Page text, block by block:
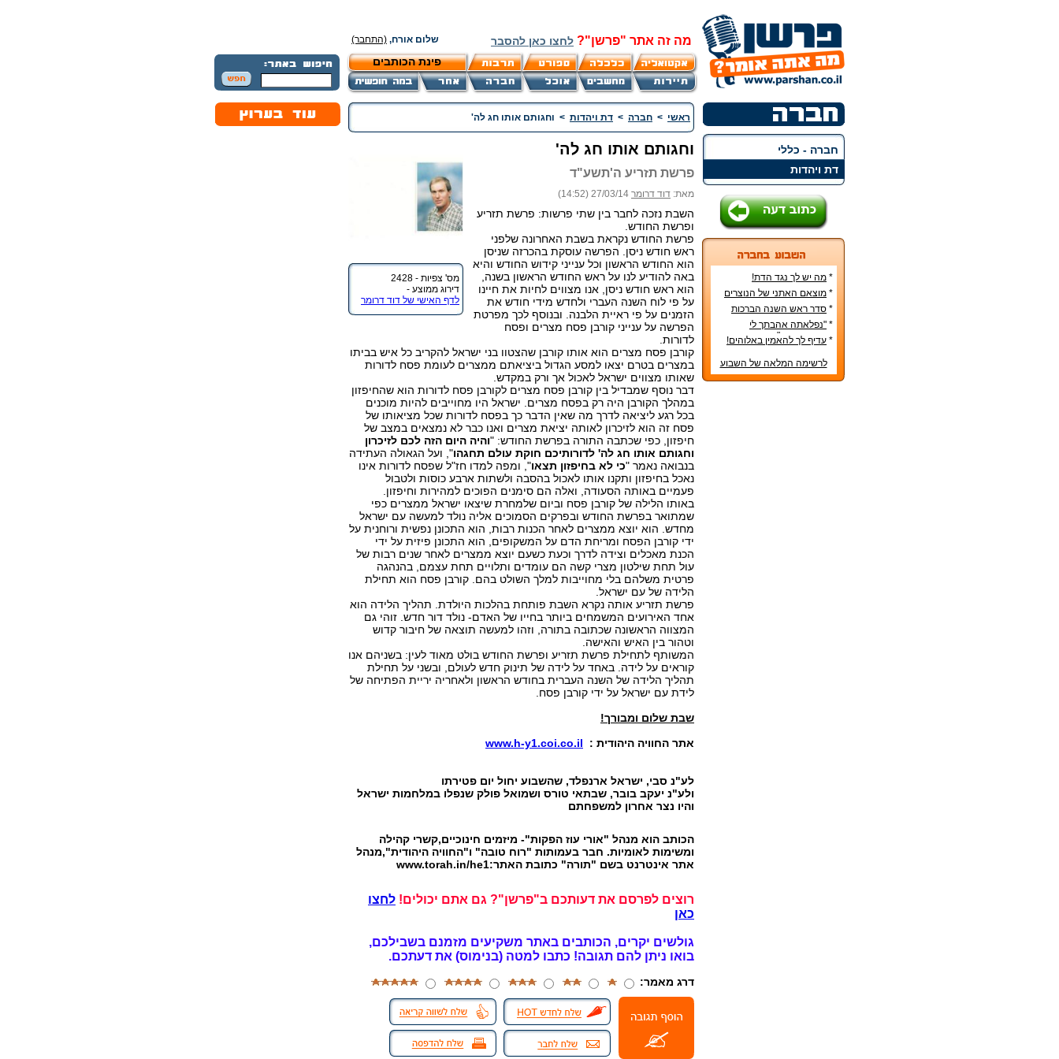
מה זה אתר "פרשן"? לחצו כאן להסבר שלום אורח, (התחבר)
פינת הכותבים
חברה - כללי
דת ויהדות
* מה יש לך נגד הדת!
* מוצאם האתני של הנוצרים
בארץ
* סדר ראש השנה הברכות
והסימנים
* "נפלאתה אהבתך לי
מאהבת נשים"
* עדיף לך להאמין באלוהים!
לרשימה המלאה של השבוע
ראשי > חברה > דת ויהדות > וחגותם אותו חג לה'
מס' צפיות - 2428
דירוג ממוצע -
לדף האישי של דוד דרומר
וחגותם אותו חג לה'
פרשת תזריע ה'תשע"ד
מאת: דוד דרומר 27/03/14 (14:52)
השבת נזכה לחבר בין שתי פרשות: פרשת תזריע
ופרשת החודש.
פרשת החודש נקראת בשבת האחרונה שלפני
ראש חודש ניסן. הפרשה עוסקת בהכרזה שניסן
הוא החודש הראשון וכל ענייני קידוש החודש והיא
באה להודיע לנו על ראש החודש הראשון בשנה,
הוא ראש חודש ניסן, אנו מצווים לחיות את חיינו
על פי לוח השנה העברי ולחדש מידי חודש את
הזמנים על פי ראיית הלבנה. ובנוסף לכך מפרטת
הפרשה על ענייני קורבן פסח מצרים ופסח
לדורות.
קורבן פסח מצרים הוא אותו קורבן שהצטוו בני ישראל להקריב כל איש בביתו
במצרים בטרם יצאו למסע הגדול ביציאתם ממצרים לעומת פסח לדורות
שאותו מצווים ישראל לאכול אך ורק במקדש.
דבר נוסף שמבדיל בין קורבן פסח מצרים לקורבן פסח לדורות הוא שהחיפזון
במהלך הקורבן היה רק בפסח מצרים. ישראל היו מחוייבים להיות מוכנים
בכל רגע ליציאה לדרך מה שאין הדבר כך בפסח לדורות שכל מציאותו של
פסח זה הוא לזיכרון לאותה יציאת מצרים ואנו כבר לא נמצאים במצב של
חיפזון, כפי שכתבה התורה בפרשת החודש: "והיה היום הזה לכם לזיכרון
וחגותם אותו חג לה' לדורותיכם חוקת עולם תחגהו", ועל הגאולה העתידה
בנבואה נאמר "כי לא בחיפזון תצאו", ומפה למדו חז"ל שפסח לדורות אינו
נאכל בחיפזון ותקנו אותו לאכול בהסבה ולשתות ארבע כוסות ולטבול
פעמיים באותה הסעודה, ואלה הם סימנים הפוכים למהירות וחיפזון.
באותו הלילה של קורבן פסח וביום שלמחרת שיצאו ישראל ממצרים כפי
שמתואר בפרשת החודש ובפרקים הסמוכים אליה נולד למעשה עם ישראל
מחדש. הוא יוצא ממצרים לאחר הכנות רבות, הוא התכונן נפשית ורוחנית על
ידי קורבן הפסח ומריחת הדם על המשקופים, הוא התכונן פיזית על ידי
הכנת מאכלים וצידה לדרך וכעת כשעם יוצא ממצרים לאחר שנים רבות של
עול תחת שילטון מצרי קשה הם עומדים ותלויים תחת עצמם, בהנהגה
פרטית משלהם בלי מחוייבות למלך השולט בהם. קורבן פסח הוא תחילת
הלידה של עם ישראל.
פרשת תזריע אותה נקרא השבת פותחת בהלכות היולדת. תהליך הלידה הוא
אחד האירועים המשמחים ביותר בחייו של האדם- נולד דור חדש. זוהי גם
המצווה הראשונה שכתובה בתורה, וזהו למעשה תוצאה של חיבור קדוש
וטהור בין האיש והאישה.
המשותף לתחילת פרשת תזריע ופרשת החודש בולט מאוד לעין: בשניהם אנו
קוראים על לידה. באחד על לידה של תינוק חדש לעולם, ובשני על תחילת
תהליך הלידה של השנה העברית בחודש הראשון ולאחריה יריית הפתיחה של
לידת עם ישראל על ידי קורבן פסח.
שבת שלום ומבורך!
אתר החוויה היהודית : www.h-y1.coi.co.il
לע"נ סבי, ישראל ארנפלד, שהשבוע יחול יום פטירתו
ולע"נ יעקב בובר, שבתאי טורס ושמואל פולק שנפלו במלחמות ישראל
והיו נצר אחרון למשפחתם
הכותב הוא מנהל "אורי עוז הפקות"- מיזמים חינוכיים,קשרי קהילה
ומשימות לאומיות. חבר בעמותות "רוח טובה" ו"החוויה היהודית",מנהל
אתר אינטרנט בשם "תורה" כתובת האתר:www.torah.in/he1
רוצים לפרסם את דעותכם ב"פרשן"? גם אתם יכולים! לחצו
כאן
גולשים יקרים, הכותבים באתר משקיעים מזמנם בשבילכם,
בואו ניתן להם תגובה! כתבו למטה (בנימוס) את דעתכם.
דרג מאמר: